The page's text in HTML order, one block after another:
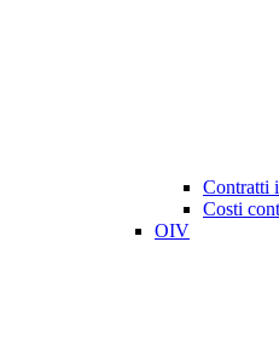
Contratti
Costi
OIV